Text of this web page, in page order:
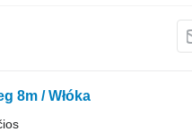
8m / Włóka